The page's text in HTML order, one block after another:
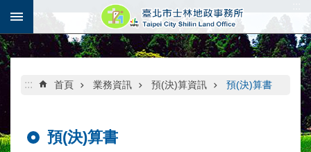
跳到主要內容區塊
::: 首頁 業務資訊 預(決)算資訊 預(決)算書
預(決)算書